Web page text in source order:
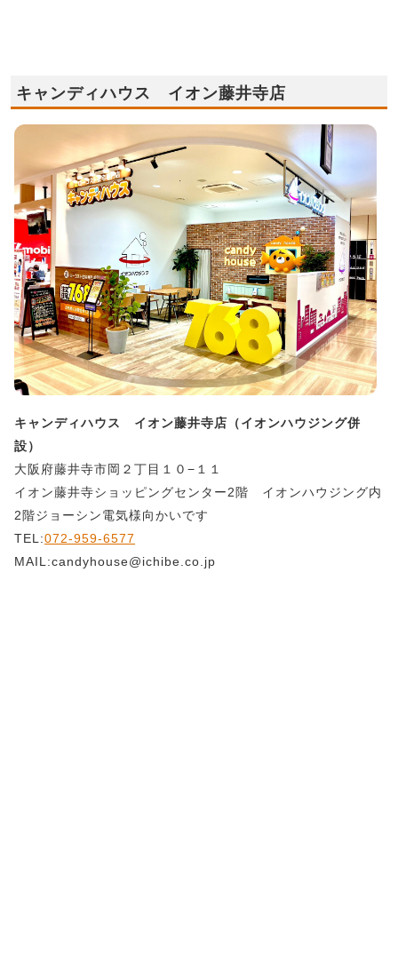
キャンディハウス イオン藤井寺店
キャンディハウス イオン藤井寺店（イオンハウジング併
設）
大阪府藤井寺市岡２丁目１０−１１
イオン藤井寺ショッピングセンター2階 イオンハウジング内
2階ジョーシン電気様向かいです
TEL:072-959-6577
MAIL:candyhouse@ichibe.co.jp